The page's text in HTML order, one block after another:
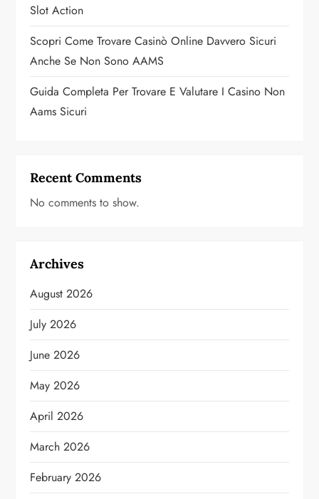
Slot Action
Scopri Come Trovare Casinò Online Davvero Sicuri
Anche Se Non Sono AAMS
Guida Completa Per Trovare E Valutare I Casino Non
Aams Sicuri
Recent Comments
No comments to show.
Archives
August 2026
July 2026
June 2026
May 2026
April 2026
March 2026
February 2026